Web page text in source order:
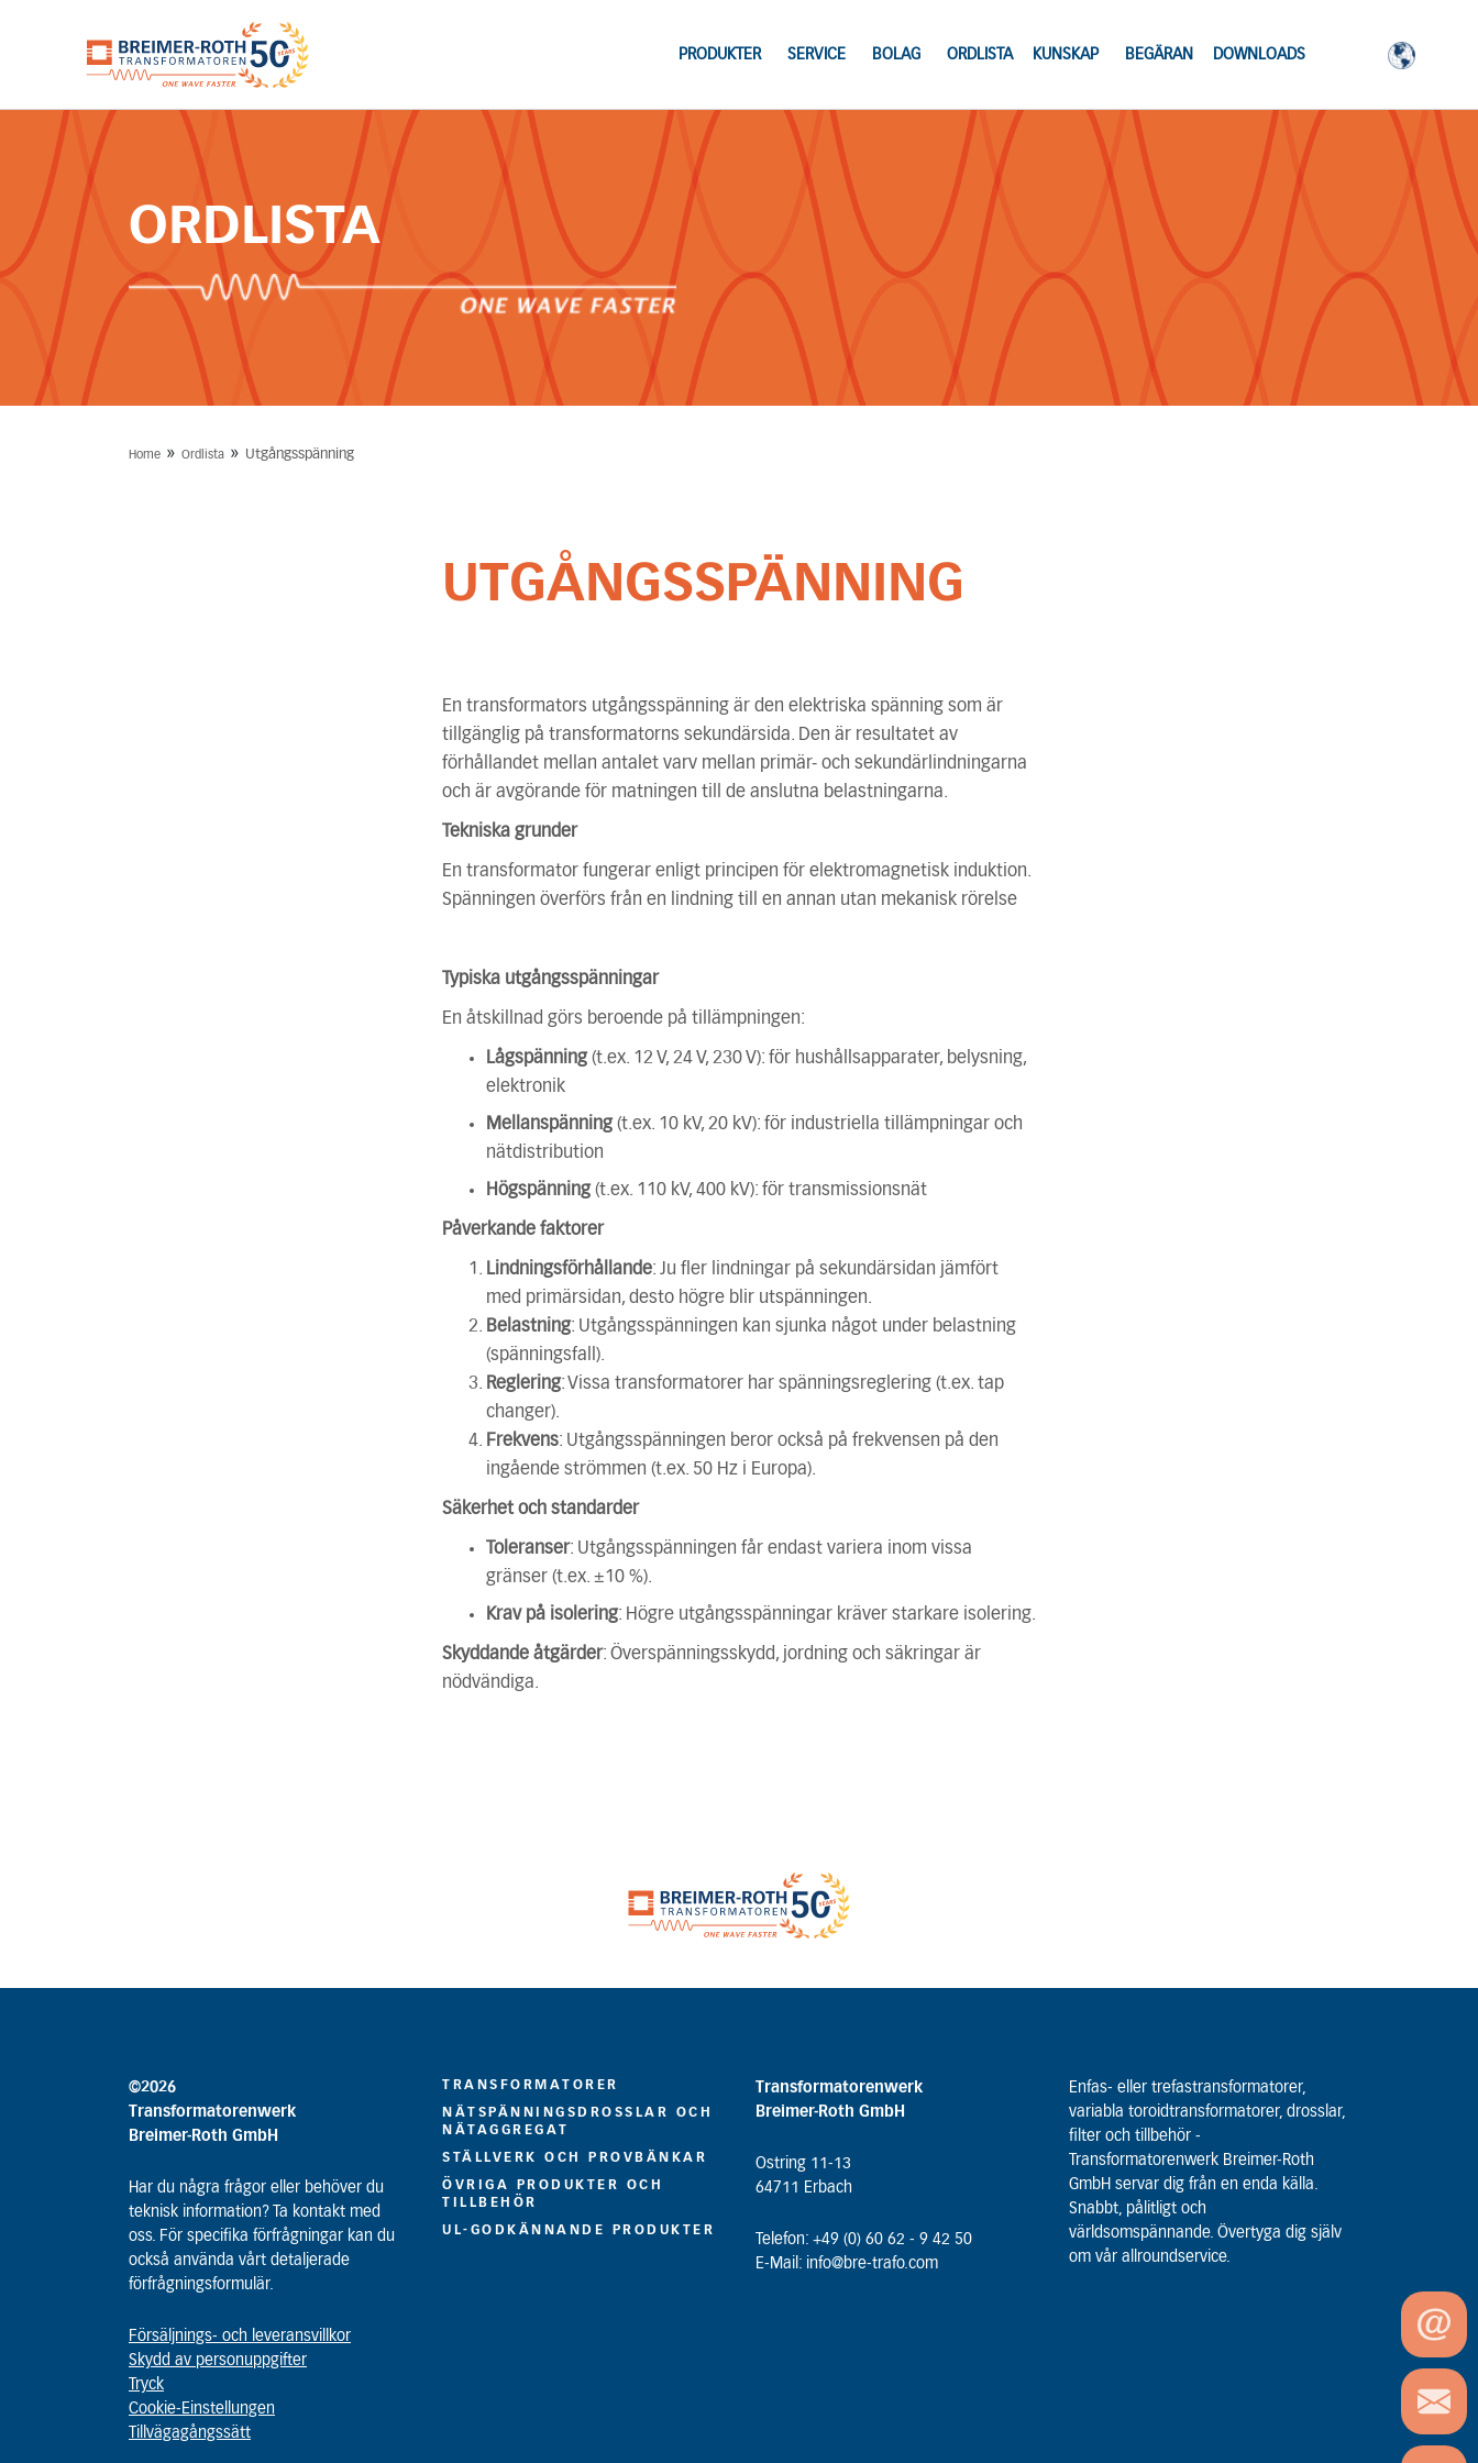
PRODUKTER SERVICE BOLAG ORDLISTA KUNSKAP BEGÄRAN DOWNLOADS
ORDLISTA
Home » Ordlista » Utgångsspänning
UTGÅNGSSPÄNNING
En transformators utgångsspänning är den elektriska spänning som är
tillgänglig på transformatorns sekundärsida. Den är resultatet av
förhållandet mellan antalet varv mellan primär- och sekundärlindningarna
och är avgörande för matningen till de anslutna belastningarna.
Tekniska grunder
En transformator fungerar enligt principen för elektromagnetisk induktion.
Spänningen överförs från en lindning till en annan utan mekanisk rörelse
Typiska utgångsspänningar
En åtskillnad görs beroende på tillämpningen:
Lågspänning(t.ex. 12 V, 24 V, 230 V): för hushållsapparater, belysning,
elektronik
Mellanspänning(t.ex. 10 kV, 20 kV): för industriella tillämpningar och
nätdistribution
Högspänning(t.ex. 110 kV, 400 kV): för transmissionsnät
Påverkande faktorer
Lindningsförhållande: Ju fler lindningar på sekundärsidan jämfört
med primärsidan, desto högre blir utspänningen.
Belastning: Utgångsspänningen kan sjunka något under belastning
(spänningsfall).
Reglering: Vissa transformatorer har spänningsreglering (t.ex. tap
changer).
Frekvens: Utgångsspänningen beror också på frekvensen på den
ingående strömmen (t.ex. 50 Hz i Europa).
Säkerhet och standarder
Toleranser: Utgångsspänningen får endast variera inom vissa
gränser (t.ex. ±10 %).
Krav på isolering: Högre utgångsspänningar kräver starkare isolering.
Skyddande åtgärder: Överspänningsskydd, jordning och säkringar är
nödvändiga.
©2026
Transformatorenwerk
Breimer-Roth GmbH
Har du några frågor eller behöver du
teknisk information? Ta kontakt med
oss. För specifika förfrågningar kan du
också använda vårt detaljerade
förfrågningsformulär.
Försäljnings- och leveransvillkor
Skydd av personuppgifter
Tryck
Cookie-Einstellungen
Tillvägagångssätt
TRANSFORMATORER
NÄTSPÄNNINGSDROSSLAR OCH
NÄTAGGREGAT
STÄLLVERK OCH PROVBÄNKAR
ÖVRIGA PRODUKTER OCH
TILLBEHÖR
UL-GODKÄNNANDE PRODUKTER
Transformatorenwerk
Breimer-Roth GmbH
Ostring 11-13
64711 Erbach
Telefon: +49 (0) 60 62 - 9 42 50
E-Mail: info@bre-trafo.com
Enfas- eller trefastransformatorer,
variabla toroidtransformatorer, drosslar,
filter och tillbehör -
Transformatorenwerk Breimer-Roth
GmbH servar dig från en enda källa.
Snabbt, pålitligt och
världsomspännande. Övertyga dig själv
om vår allroundservice.